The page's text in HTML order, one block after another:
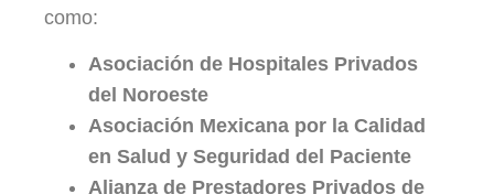
como:
Asociación de Hospitales Privados
del Noroeste
Asociación Mexicana por la Calidad
en Salud y Seguridad del Paciente
Alianza de Prestadores Privados de